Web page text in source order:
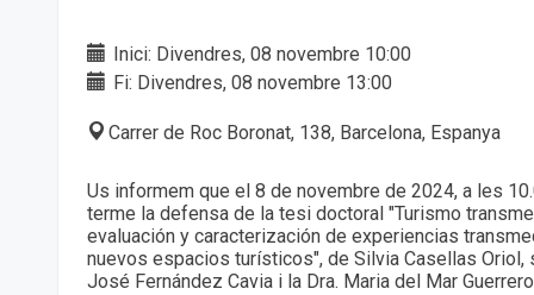
Inici: Divendres, 08 novembre 10:00
Fi: Divendres, 08 novembre 13:00
Carrer de Roc Boronat, 138, Barcelona, Espanya
Us informem que el 8 de novembre de 2024, a les
terme la defensa de la tesi doctoral "Turismo
evaluación y caracterización de experiencias
nuevos espacios turísticos", de Silvia Casellas Oriol,
José Fernández Cavia i la Dra. Maria del Mar